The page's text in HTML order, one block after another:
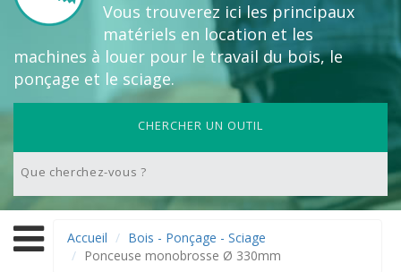
Vous trouverez ici les principaux
matériels en location et les
machines à louer pour le travail du bois, le
ponçage et le sciage.
CHERCHER UN OUTIL
Accueil
Bois - Ponçage - Sciage
Ponceuse monobrosse Ø 330mm